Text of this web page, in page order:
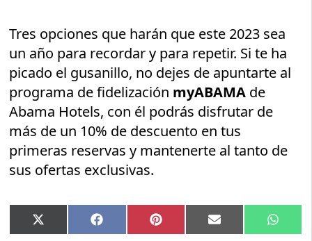
Tres opciones que harán que este 2023 sea
un año para recordar y para repetir. Si te ha
picado el gusanillo, no dejes de apuntarte al
programa de fidelización myABAMA de
Abama Hotels, con él podrás disfrutar de
más de un 10% de descuento en tus
primeras reservas y mantenerte al tanto de
sus ofertas exclusivas.
Compartir
en
X
(Twitter)
Compartir
en
Facebook Compartir
en
Pinterest Compartir
en
Email
en